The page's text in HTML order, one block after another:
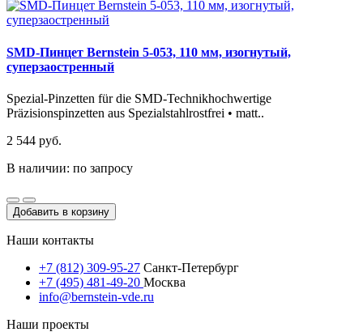
SMD-Пинцет Bernstein 5-053, 110 мм, изогнутый,
суперзаостренный
Spezial-Pinzetten für die SMD-Technikhochwertige
Präzisionspinzetten aus Spezialstahlrostfrei • matt..
2 544 руб.
В наличии: по запросу
Добавить в корзину
Наши контакты
+7 (812) 309-95-27 Санкт-Петербург
+7 (495) 481-49-20 Москва
info@bernstein-vde.ru
Наши проекты